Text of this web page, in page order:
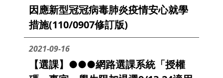
因應新型冠冠病毒肺炎疫情安心就學
措施(110/0907修訂版)
2021-09-16
【選課】●●●網路選課系統「授權